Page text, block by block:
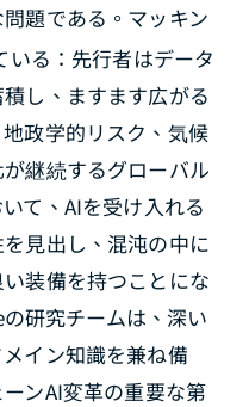
題である。マッキン
いる：先行者はデータ
し、ますます広がる
政学的リスク、気候
継続するグローバル
て、AIを受け入れる
見出し、混沌の中に
装備を持つことにな
研究チームは、深い
イン知識を兼ね備
ンAI変革の重要な第